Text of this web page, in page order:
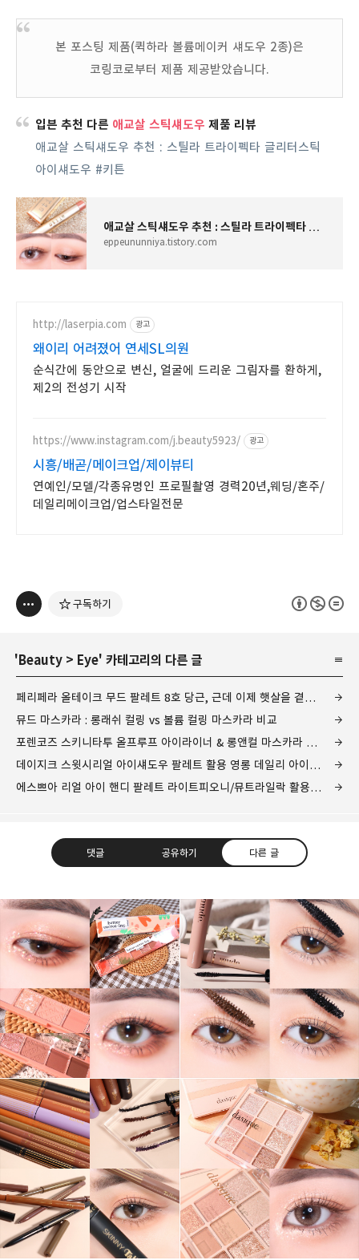
본 포스팅 제품(퀵하라 볼륨메이커 섀도우 2종)은
코링코로부터 제품 제공받았습니다.
입븐 추천 다른 애교살 스틱섀도우 제품 리뷰
애교살 스틱섀도우 추천 : 스틸라 트라이펙타 글리터스틱
아이섀도우 #키튼
애교살 스틱섀도우 추천 : 스틸라 트라이펙타 글리터스틱 아이섀도우 #키튼
eppeununniya.tistory.com
http://laserpia.com 광고
왜이리 어려졌어 연세SL의원
순식간에 동안으로 변신, 얼굴에 드리운 그림자를 환하게,
제2의 전성기 시작
https://www.instagram.com/j.beauty5923/ 광고
시흥/배곧/메이크업/제이뷰티
연예인/모델/각종유명인 프로필촬영 경력20년,웨딩/혼주/
데일리메이크업/업스타일전문
구독하기
'Beauty > Eye' 카테고리의 다른 글
페리페라 올테이크 무드 팔레트 8호 당근, 근데 이제 햇살을 곁들인 아이메이크업 튜토리얼
뮤드 마스카라 : 롱래쉬 컬링 vs 볼륨 컬링 마스카라 비교
포렌코즈 스키니타투 올프루프 아이라이너 & 롱앤컬 마스카라 전색상 발색 리뷰
데이지크 스윗시리얼 아이섀도우 팔레트 활용 영롱 데일리 아이메이크업+튜토리얼
에스쁘아 리얼 아이 핸디 팔레트 라이트피오니/뮤트라일락 활용 쿨톤 아이메이크업
댓글 공유하기 다른 글
그녀는 예뻤다
몸도 마음도 모두 예뻐지기 위한 그녀의 영혼을 갈아만든
블로그
구독하기
카카오톡 라인
카카오스토리 밴드 네이버 블로그